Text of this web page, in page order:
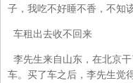
子，我吃不好睡不香，不知
车租出去收不回来
李先生来自山东，在北京
车。买了车之后，李先生觉